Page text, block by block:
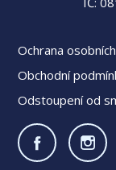
Ochrana
Obchodní
Odstoupení od